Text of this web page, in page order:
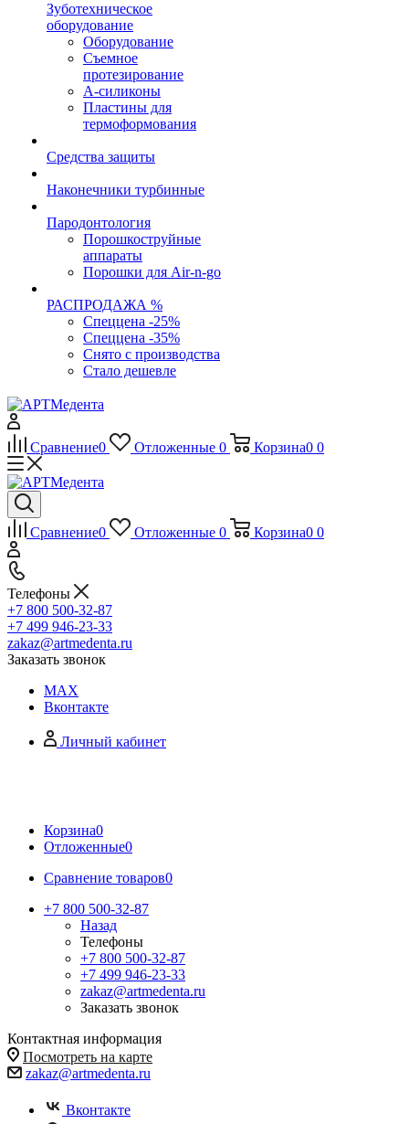
Зуботехническое
оборудование
Оборудование
Съемное
протезирование
А-силиконы
Пластины для
термоформования
Средства защиты
Наконечники турбинные
Пародонтология
Порошкоструйные
аппараты
Порошки для Air-n-go
РАСПРОДАЖА %
Спеццена -25%
Спеццена -35%
Снято с производства
Стало дешевле
Сравнение0 Отложенные 0 Корзина0 0
Сравнение0 Отложенные 0 Корзина0 0
Телефоны
+7 800 500-32-87
+7 499 946-23-33
zakaz@artmedenta.ru
Заказать звонок
MAX
Вконтакте
Личный кабинет
Корзина0
Отложенные0
Сравнение товаров0
+7 800 500-32-87
Назад
Телефоны
+7 800 500-32-87
+7 499 946-23-33
zakaz@artmedenta.ru
Заказать звонок
Контактная информация
Посмотреть на карте
zakaz@artmedenta.ru
Вконтакте